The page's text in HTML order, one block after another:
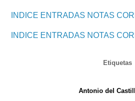
INDICE ENTRADAS NOTAS
INDICE ENTRADAS NOTAS
Etiquetas
Antonio del